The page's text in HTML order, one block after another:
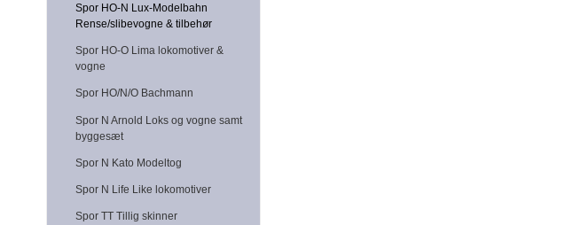
Spor HO-N Lux-Modelbahn
Rense/slibevogne & tilbehør
Spor HO-O Lima lokomotiver &
vogne
Spor HO/N/O Bachmann
Spor N Arnold Loks og vogne samt
byggesæt
Spor N Kato Modeltog
Spor N Life Like lokomotiver
Spor TT Tillig skinner